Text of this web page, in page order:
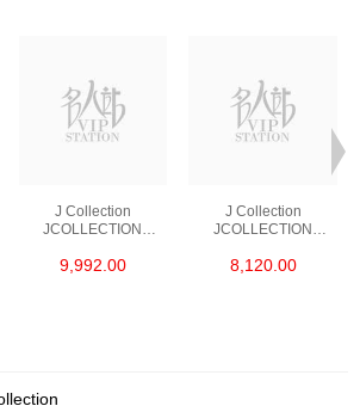
J Collection
JCOLLECTION
RDDI 1.34 CT18KW
9,992.00
J Collection
JCOLLECTION
W/DIAMOND 7
8,120.00